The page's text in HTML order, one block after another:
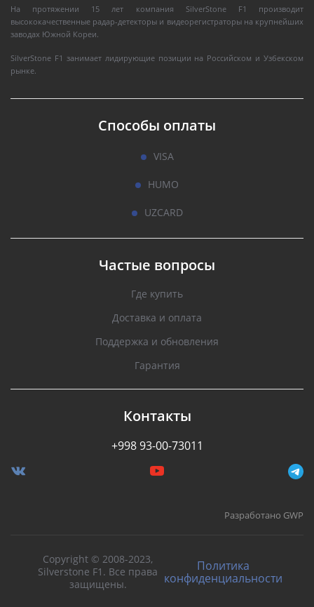
На протяжении 15 лет компания SilverStone F1 производит
высококачественные радар-детекторы и видеорегистраторы на крупнейших
заводах Южной Кореи.
SilverStone F1 занимает лидирующие позиции на Российском и Узбекском
рынке.
Способы оплаты
VISA
HUMO
UZCARD
Частые вопросы
Где купить
Доставка и оплата
Поддержка и обновления
Гарантия
Контакты
+998 93-00-73011
Разработано GWP
Copyright © 2008-2023,
Silverstone F1. Все права
защищены.
Политика
конфиденциальности